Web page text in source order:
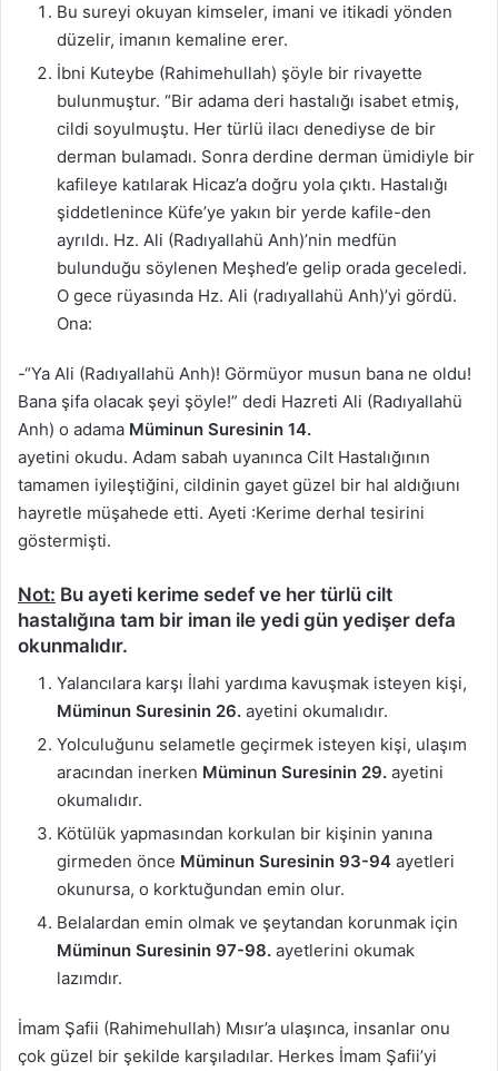
Bu sureyi okuyan kimseler, imani ve itikadi yönden
düzelir, imanın kemaline erer.
İbni Kuteybe (Rahimehullah) şöyle bir rivayette
bulunmuştur. “Bir adama deri hastalığı isabet etmiş,
cildi soyulmuştu. Her türlü ilacı denediyse de bir
derman bulamadı. Sonra derdine derman ümidiyle bir
kafileye katılarak Hicaz’a doğru yola çıktı. Hastalığı
şiddetlenince Küfe’ye yakın bir yerde kafile-den
ayrıldı. Hz. Ali (Radıyallahü Anh)’nin medfün
bulunduğu söylenen Meşhed’e gelip orada geceledi.
O gece rüyasında Hz. Ali (radıyallahü Anh)’yi gördü.
Ona:
-“Ya Ali (Radıyallahü Anh)! Görmüyor musun bana ne oldu!
Bana şifa olacak şeyi şöyle!” dedi Hazreti Ali (Radıyallahü
Anh) o adama Müminun Suresinin 14.
ayetini okudu. Adam sabah uyanınca Cilt Hastalığının
tamamen iyileştiğini, cildinin gayet güzel bir hal aldığıunı
hayretle müşahede etti. Ayeti :Kerime derhal tesirini
göstermişti.
Not: Bu ayeti kerime sedef ve her türlü cilt
hastalığına tam bir iman ile yedi gün yedişer defa
okunmalıdır.
Yalancılara karşı İlahi yardıma kavuşmak isteyen kişi,
Müminun Suresinin 26. ayetini okumalıdır.
Yolculuğunu selametle geçirmek isteyen kişi, ulaşım
aracından inerken Müminun Suresinin 29. ayetini
okumalıdır.
Kötülük yapmasından korkulan bir kişinin yanına
girmeden önce Müminun Suresinin 93-94 ayetleri
okunursa, o korktuğundan emin olur.
Belalardan emin olmak ve şeytandan korunmak için
Müminun Suresinin 97-98. ayetlerini okumak
lazımdır.
İmam Şafii (Rahimehullah) Mısır’a ulaşınca, insanlar onu
çok güzel bir şekilde karşıladılar. Herkes İmam Şafii’yi